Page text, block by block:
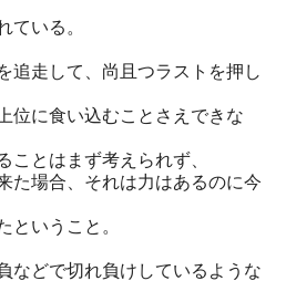
ている。
追走して、尚且つラストを押し
位に食い込むことさえできな
ことはまず考えられず、
た場合、それは力はあるのに今
ということ。
などで切れ負けしているような